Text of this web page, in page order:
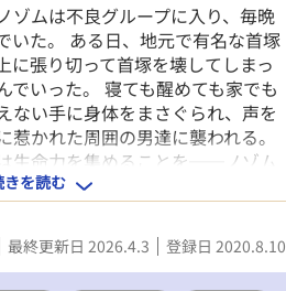
ゾムは不良グループに入り、毎晩
いた。 ある日、地元で有名な首塚
に張り切って首塚を壊してしまっ
でいった。 寝ても醒めても家でも
ない手に身体をまさぐられ、声を
かれた周囲の男達に襲われる。
生命力を集めることを──ノゾム
とを目的としていたのだ。 不良グ
奴隷になり、イジメていた相手や
犯され、心身共に限界になったノ
の正体は…… ──── ──────
きを読む
最終更新日 2026.4.3 登録日 2020.8.10